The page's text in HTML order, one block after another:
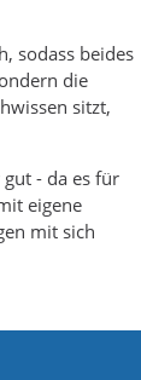
sodass beides
die
sitzt,
- da es für
eigene
mit sich